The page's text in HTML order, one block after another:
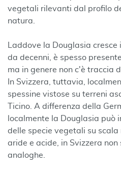
vegetali rilevanti dal profilo
natura.
Laddove la Douglasia
da decenni, è spesso
ma in genere non c'è traccia
In Svizzera, tuttavia,
spessine vistose su terreni
Ticino. A differenza della
localmente la Douglasia può
delle specie vegetali su
aride e acide, in Svizzera non
analoghe.